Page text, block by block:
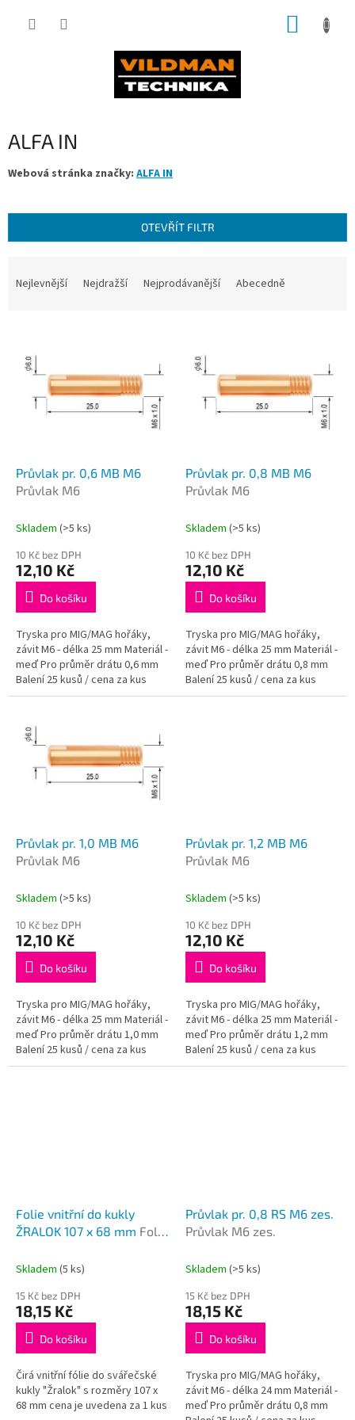
ALFA IN
Webová stránka značky: ALFA IN
OTEVŘÍT FILTR
Nejlevnější Nejdražší Nejprodávanější Abecedně
Průvlak pr. 0,6 MB M6
Průvlak M6
Skladem (>5 ks)
10 Kč bez DPH
12,10 Kč
Do košíku
Tryska pro MIG/MAG hořáky,
závit M6 - délka 25 mm Materiál -
meď Pro průměr drátu 0,6 mm
Balení 25 kusů / cena za kus
Průvlak pr. 0,8 MB M6
Průvlak M6
Skladem (>5 ks)
10 Kč bez DPH
12,10 Kč
Do košíku
Tryska pro MIG/MAG hořáky,
závit M6 - délka 25 mm Materiál -
meď Pro průměr drátu 0,8 mm
Balení 25 kusů / cena za kus
Průvlak pr. 1,0 MB M6
Průvlak M6
Skladem (>5 ks)
10 Kč bez DPH
12,10 Kč
Do košíku
Tryska pro MIG/MAG hořáky,
závit M6 - délka 25 mm Materiál -
meď Pro průměr drátu 1,0 mm
Balení 25 kusů / cena za kus
Průvlak pr. 1,2 MB M6
Průvlak M6
Skladem (>5 ks)
10 Kč bez DPH
12,10 Kč
Do košíku
Tryska pro MIG/MAG hořáky,
závit M6 - délka 25 mm Materiál -
meď Pro průměr drátu 1,2 mm
Balení 25 kusů / cena za kus
Folie vnitřní do kukly
ŽRALOK 107 x 68 mm Folie
Skladem (5 ks)
15 Kč bez DPH
18,15 Kč
Do košíku
Čirá vnitřní fólie do svářečské
kukly "Žralok" s rozměry 107 x
68 mm cena je uvedena za 1 kus
Průvlak pr. 0,8 RS M6 zes.
Průvlak M6 zes.
Skladem (>5 ks)
15 Kč bez DPH
18,15 Kč
Do košíku
Tryska pro MIG/MAG hořáky,
závit M6 - délka 24 mm Materiál -
meď Pro průměr drátu 0,8 mm